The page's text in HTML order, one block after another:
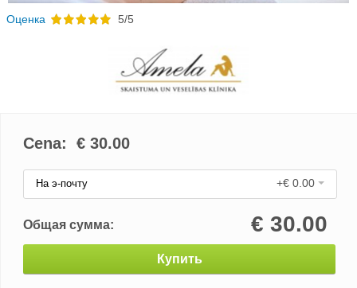
Oценка 5/5
Cena: € 30.00
На э-почту +€ 0.00
Общая сумма: € 30.00
Купить